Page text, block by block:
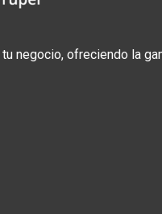
negocio, ofreciendo la